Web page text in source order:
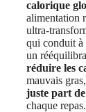
calorique
alimentation
qui conduit à
un
réduire les
mauvais
juste part
chaque repas.